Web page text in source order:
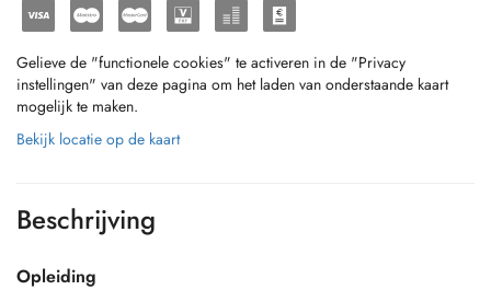
Gelieve de "functionele cookies" te activeren in de "Privacy
instellingen" van deze pagina om het laden van onderstaande kaart
mogelijk te maken.
Bekijk locatie op de kaart
Beschrijving
Opleiding